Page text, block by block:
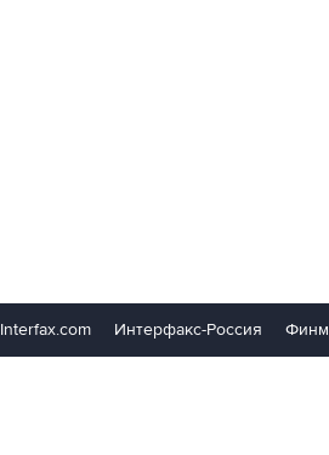
Interfax.com Интерфакс-Россия